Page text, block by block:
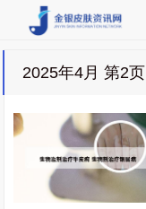
2025年4月 第2页